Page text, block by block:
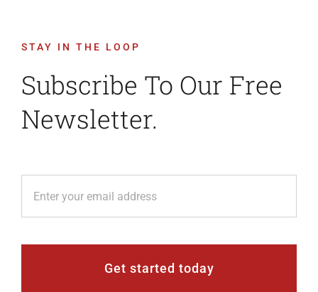
STAY IN THE LOOP
Subscribe To Our Free
Newsletter.
Get started today